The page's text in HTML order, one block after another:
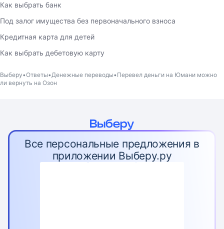
Как выбрать банк
Под залог имущества без первоначального взноса
Кредитная карта для детей
Как выбрать дебетовую карту
Выберу Ответы Денежные переводы Перевел деньги на Юмани можно
ли вернуть на Озон
Все персональные предложения в
приложении Выберу.ру